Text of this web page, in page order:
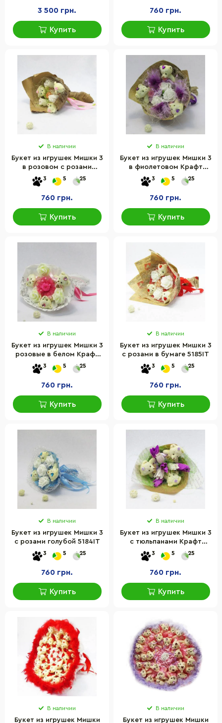
3 500 грн.
Купить
760 грн.
Купить
В наличии
Букет из игрушек Мишки 3
в розовом с розами
Крафт 5203IT
3 5 25
760 грн.
Купить
В наличии
Букет из игрушек Мишки 3
в фиолетовом Крафт
5187IT
3 5 25
760 грн.
Купить
В наличии
Букет из игрушек Мишки 3
розовые в белом Крафт
5188IT
3 5 25
760 грн.
Купить
В наличии
Букет из игрушек Мишки 3
с розами в бумаге 5185IT
3 5 25
760 грн.
Купить
В наличии
Букет из игрушек Мишки 3
с розами голубой 5184IT
3 5 25
760 грн.
Купить
В наличии
Букет из игрушек Мишки 3
с тюльпанами Крафт
5210IT
3 5 25
760 грн.
Купить
В наличии
Букет из игрушек Мишки
В наличии
Букет из игрушек Мишки